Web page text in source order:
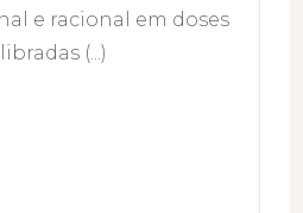
e racional em doses
(...)